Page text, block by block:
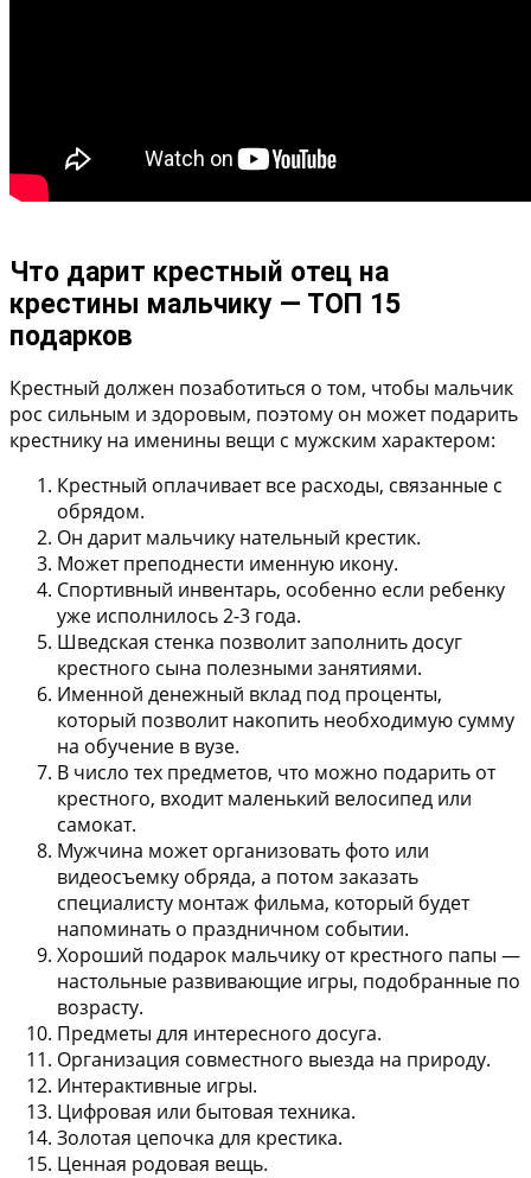
Что дарит крестный отец на
крестины мальчику — ТОП 15
подарков
Крестный должен позаботиться о том, чтобы мальчик
рос сильным и здоровым, поэтому он может подарить
крестнику на именины вещи с мужским характером:
Крестный оплачивает все расходы, связанные с
обрядом.
Он дарит мальчику нательный крестик.
Может преподнести именную икону.
Спортивный инвентарь, особенно если ребенку
уже исполнилось 2-3 года.
Шведская стенка позволит заполнить досуг
крестного сына полезными занятиями.
Именной денежный вклад под проценты,
который позволит накопить необходимую сумму
на обучение в вузе.
В число тех предметов, что можно подарить от
крестного, входит маленький велосипед или
самокат.
Мужчина может организовать фото или
видеосъемку обряда, а потом заказать
специалисту монтаж фильма, который будет
напоминать о праздничном событии.
Хороший подарок мальчику от крестного папы —
настольные развивающие игры, подобранные по
возрасту.
Предметы для интересного досуга.
Организация совместного выезда на природу.
Интерактивные игры.
Цифровая или бытовая техника.
Золотая цепочка для крестика.
Ценная родовая вещь.